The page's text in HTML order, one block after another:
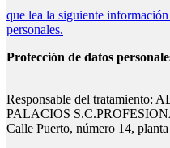
que lea la siguiente
personales.
Protección de datos
Responsable del tratamiento:
PALACIOS
Calle Puerto, número 14,